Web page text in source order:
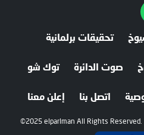
تحقيقات برلمانية
صوت الدائرة توك شو
اتصل بنا إعلن معنا
©2025 elparlman All Rights Reserved.